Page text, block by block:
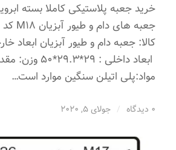
ابعاد داخلی :
مواد:پلی اتیلن سنگین موارد است…
0 دیدگاه / جولای 5, 2020